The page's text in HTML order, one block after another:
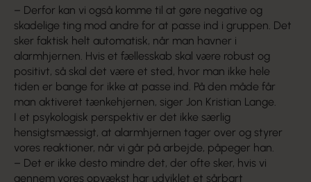
– Derfor kan vi også komme til at gøre negative og
skadelige ting mod andre for at passe ind i gruppen. Det
sker faktisk helt automatisk, når man havner i
alarmhjernen. Hvis et fællesskab skal være robust og
positivt, så skal det være et sted, hvor man ikke hele
tiden er bange for ikke at passe ind. På den måde får
man aktiveret tænkehjernen, siger Jon Kristian Lange.
I et psykologisk perspektiv er det ikke særlig
hensigtsmæssigt, at alarmhjernen tager over og styrer
vores reaktioner, når vi går på arbejde, påpeger han.
– Det er ikke desto mindre det, der ofte sker, hvis vi
gennem vores opvækst har udviklet et sårbart